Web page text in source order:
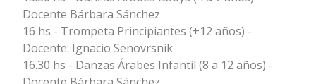
Docente Bárbara Sánchez
16 hs - Trompeta Principiantes (+12 años) -
Docente: Ignacio Senovrsnik
16.30 hs - Danzas Árabes Infantil (8 a 12 años) -